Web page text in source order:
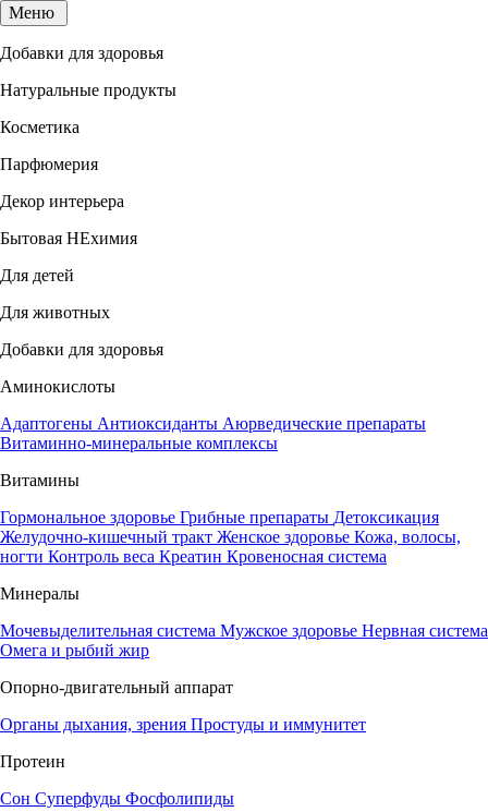
Меню
Добавки для здоровья
Натуральные продукты
Косметика
Парфюмерия
Декор интерьера
Бытовая НЕхимия
Для детей
Для животных
Добавки для здоровья
Аминокислоты
Адаптогены Антиоксиданты Аюрведические препараты
Витаминно-минеральные комплексы
Витамины
Гормональное здоровье Грибные препараты Детоксикация
Желудочно-кишечный тракт Женское здоровье Кожа, волосы,
ногти Контроль веса Креатин Кровеносная система
Минералы
Мочевыделительная система Мужское здоровье Нервная система
Омега и рыбий жир
Опорно-двигательный аппарат
Органы дыхания, зрения Простуды и иммунитет
Протеин
Сон Суперфуды Фосфолипиды